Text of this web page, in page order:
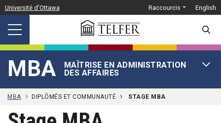
Passer au contenu principal
Université d'Ottawa Raccourcis English
MBA
MAÎTRISE EN ADMINISTRATION
DES AFFAIRES
MBA DIPLÔMÉS ET COMMUNAUTÉ STAGE MBA